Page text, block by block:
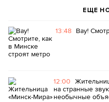
ЕЩЕ
13:48 Вау!
12:00
на странные
необычные